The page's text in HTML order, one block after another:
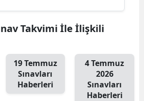
Takvimi İle İlişkili
19 Temmuz
Sınavları
Haberleri
4 Temmuz
2026
Sınavları
Haberleri